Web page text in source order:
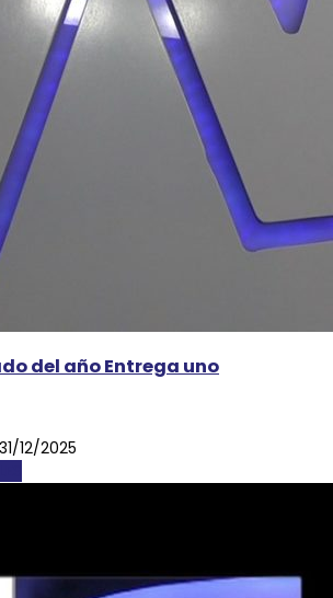
del año Entrega uno
31/12/2025